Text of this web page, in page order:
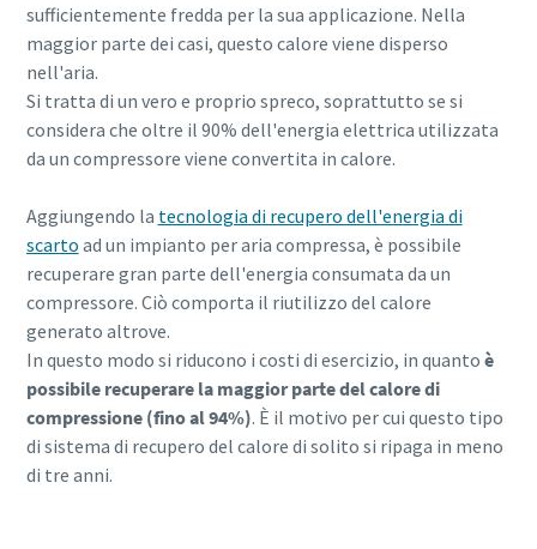
Tutto ciò che devi sapere sul tuo processo di
trasporto pneumatico
Scopri come creare un processo di trasporto pneumatico
Per saperne di più
sufficientemente fredda per la sua applicazione. Nella
maggior parte dei casi, questo calore viene disperso
nell'aria.
Si tratta di un vero e proprio spreco, soprattutto se si
considera che oltre il 90% dell'energia elettrica utilizzata
da un compressore viene convertita in calore.
Aggiungendo la tecnologia di recupero dell'energia di
scarto ad un impianto per aria compressa, è possibile
recuperare gran parte dell'energia consumata da un
compressore. Ciò comporta il riutilizzo del calore
generato altrove.
In questo modo si riducono i costi di esercizio, in quanto è
possibile recuperare la maggior parte del calore di
compressione (fino al 94%). È il motivo per cui questo tipo
di sistema di recupero del calore di solito si ripaga in meno
di tre anni.